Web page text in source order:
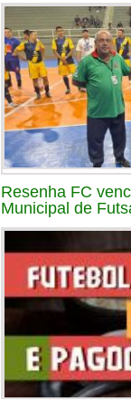
Resenha FC
Municipal de